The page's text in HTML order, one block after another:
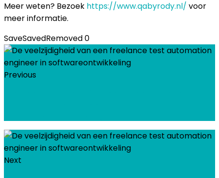
Meer weten? Bezoek https://www.qabyrody.nl/ voor
meer informatie.
SaveSavedRemoved0
Previous
Next